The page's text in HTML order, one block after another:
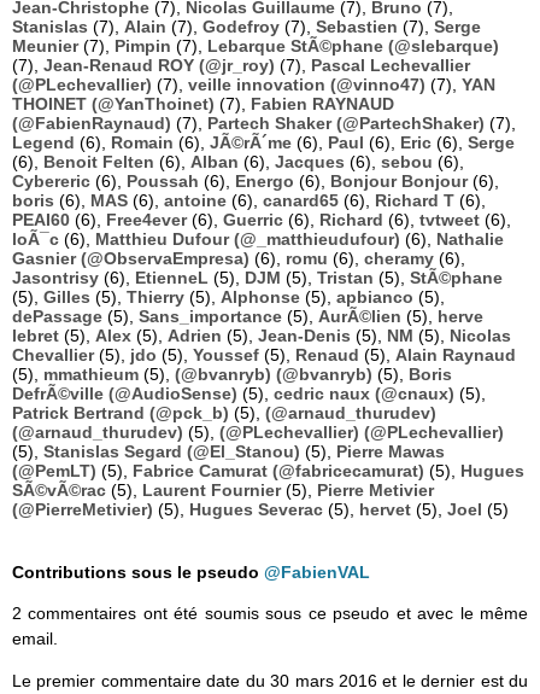
Jean-Christophe (7), Nicolas Guillaume (7), Bruno (7),
Stanislas (7), Alain (7), Godefroy (7), Sebastien (7), Serge
Meunier(7), Pimpin (7), Lebarque StÃ©phane (@slebarque)
(7), Jean-Renaud ROY (@jr_roy) (7), Pascal Lechevallier
(@PLechevallier) (7), veille innovation (@vinno47) (7), YAN
THOINET (@YanThoinet) (7), Fabien RAYNAUD
(@FabienRaynaud) (7), Partech Shaker (@PartechShaker) (7),
Legend (6), Romain (6), JÃ©rÃ´me (6), Paul (6), Eric (6), Serge
(6), Benoit Felten (6), Alban (6), Jacques (6), sebou (6),
Cybereric (6), Poussah (6), Energo (6), Bonjour Bonjour(6),
boris (6), MAS (6), antoine (6), canard65 (6), Richard T (6),
PEAI60 (6), Free4ever(6), Guerric (6), Richard (6), tvtweet (6),
loÃ¯c (6), Matthieu Dufour (@_matthieudufour) (6), Nathalie
Gasnier (@ObservaEmpresa) (6), romu (6), cheramy (6),
Jasontrisy (6), EtienneL (5), DJM (5), Tristan (5), StÃ©phane
(5), Gilles (5), Thierry (5), Alphonse (5), apbianco (5),
dePassage (5), Sans_importance (5), AurÃ©lien (5), herve
lebret (5), Alex (5), Adrien (5), Jean-Denis (5), NM (5), Nicolas
Chevallier(5), jdo (5), Youssef (5), Renaud (5), Alain Raynaud
(5), mmathieum (5), (@bvanryb) (@bvanryb) (5), Boris
DefrÃ©ville (@AudioSense) (5), cedric naux (@cnaux) (5),
Patrick Bertrand (@pck_b) (5), (@arnaud_thurudev)
(@arnaud_thurudev) (5), (@PLechevallier) (@PLechevallier)
(5), Stanislas Segard (@El_Stanou) (5), Pierre Mawas
(@PemLT) (5), Fabrice Camurat (@fabricecamurat) (5), Hugues
SÃ©vÃ©rac (5), Laurent Fournier(5), Pierre Metivier
(@PierreMetivier) (5), Hugues Severac (5), hervet (5), Joel (5)
Contributions sous le pseudo @FabienVAL
2 commentaires ont été soumis sous ce pseudo et avec le même
email.
Le premier commentaire date du 30 mars 2016 et le dernier est du